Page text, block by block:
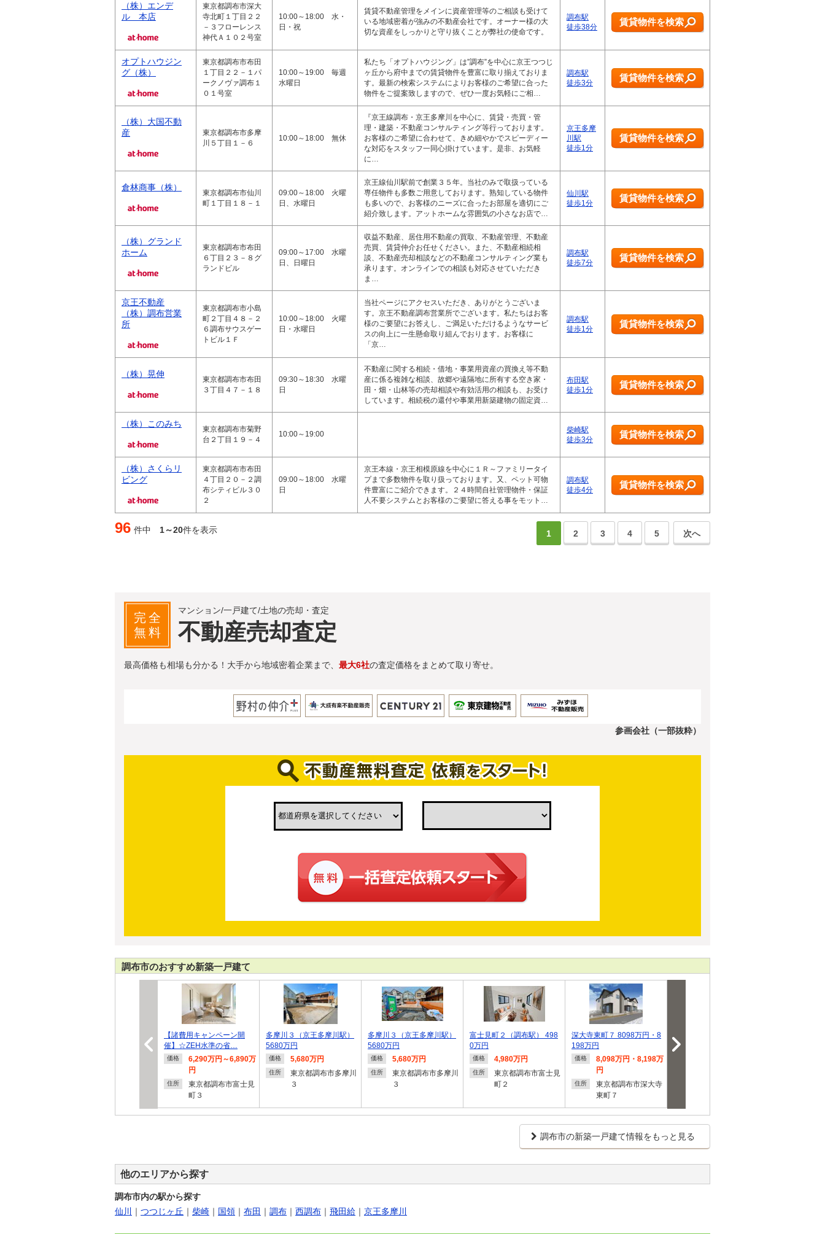
（株）エンデ
ル 本店
東京都調布市深大
寺北町１丁目２２
－３フローレンス
神代Ａ１０２号室
10:00～18:00 水・
日・祝
賃貸不動産管理をメインに資産管理等のご相談も受けて
いる地域密着が強みの不動産会社です。オーナー様の大
切な資産をしっかりと守り抜くことが弊社の使命です。
調布駅
徒歩38分
賃貸物件を検索
オプトハウジン
グ（株）
東京都調布市布田
１丁目２２－１パ
ークノヴァ調布１
０１号室
10:00～19:00 毎週
水曜日
私たち「オプトハウジング」は”調布”を中心に京王つつじ
ヶ丘から府中までの賃貸物件を豊富に取り揃えておりま
す。最新の検索システムによりお客様のご希望に合った
物件をご提案致しますので、ぜひ一度お気軽にご相…
調布駅
徒歩3分
賃貸物件を検索
（株）大国不動
産
東京都調布市多摩
川５丁目１－６
10:00～18:00 無休
『京王線調布・京王多摩川を中心に、賃貸・売買・管
理・建築・不動産コンサルティング等行っております。
お客様のご希望に合わせて、きめ細やかでスピーディー
な対応をスタッフ一同心掛けています。是非、お気軽
に…
京王多摩
川駅
徒歩1分
賃貸物件を検索
倉林商事（株）
東京都調布市仙川
町１丁目１８－１
09:00～18:00 火曜
日、水曜日
京王線仙川駅前で創業３５年。当社のみで取扱っている
専任物件も多数ご用意しております。熟知している物件
も多いので、お客様のニーズに合ったお部屋を適切にご
紹介致します。アットホームな雰囲気の小さなお店で…
仙川駅
徒歩1分
賃貸物件を検索
（株）グランド
ホーム
東京都調布市布田
６丁目２３－８グ
ランドビル
09:00～17:00 水曜
日、日曜日
収益不動産、居住用不動産の買取、不動産管理、不動産
売買、賃貸仲介お任せください。また、不動産相続相
談、不動産売却相談などの不動産コンサルティング業も
承ります。オンラインでの相談も対応させていただき
ま…
調布駅
徒歩7分
賃貸物件を検索
京王不動産
（株）調布営業
所
東京都調布市小島
町２丁目４８－２
６調布サウスゲー
トビル１Ｆ
10:00～18:00 火曜
日・水曜日
当社ページにアクセスいただき、ありがとうございま
す。京王不動産調布営業所でございます。私たちはお客
様のご要望にお答えし、ご満足いただけるようなサービ
スの向上に一生懸命取り組んでおります。お客様に
「京…
調布駅
徒歩1分
賃貸物件を検索
（株）晃伸
東京都調布市布田
３丁目４７－１８
09:30～18:30 水曜
日
不動産に関する相続・借地・事業用資産の買換え等不動
産に係る複雑な相談、故郷や遠隔地に所有する空き家・
田・畑・山林等の売却相談や有効活用の相談も、お受け
しています。相続税の還付や事業用新築建物の固定資…
布田駅
徒歩1分
賃貸物件を検索
（株）このみち
東京都調布市菊野
台２丁目１９－４
10:00～19:00
柴崎駅
徒歩3分
賃貸物件を検索
（株）さくらリ
ビング
東京都調布市布田
４丁目２０－２調
布シティビル３０
２
09:00～18:00 水曜
日
京王本線・京王相模原線を中心に１Ｒ～ファミリータイ
プまで多数物件を取り扱っております。又、ペット可物
件豊富にご紹介できます。２４時間自社管理物件・保証
人不要システムとお客様のご要望に答える事をモット…
調布駅
徒歩4分
賃貸物件を検索
96 件中 1～20件を表示 1 2 3 4 5 次へ
完全
無料
マンション/一戸建て/土地の売却・査定
不動産売却査定
最高価格も相場も分かる！大手から地域密着企業まで、 最大6社の査定価格をまとめて取り寄せ。
参画会社（一部抜粋）
調布市のおすすめ新築一戸建て
【諸費用キャンペーン開
催】☆ZEH水準の省…
価格
6,290万円～6,890万
円
住所
東京都調布市富士見
町３
多摩川３（京王多摩川駅）
5680万円
価格 5,680万円
住所
東京都調布市多摩川
３
多摩川３（京王多摩川駅）
5680万円
価格 5,680万円
住所
東京都調布市多摩川
３
富士見町２（調布駅） 498
0万円
価格 4,980万円
住所
東京都調布市富士見
町２
深大寺東町７ 8098万円・8
198万円
価格
8,098万円・8,198万
円
住所
東京都調布市深大寺
東町７
90万円・6690万…
調布市の新築一戸建て情報をもっと見る
他のエリアから探す
調布市内の駅から探す
仙川 ｜ つつじヶ丘 ｜ 柴崎 ｜ 国領 ｜ 布田 ｜ 調布 ｜ 西調布 ｜ 飛田給 ｜ 京王多摩川